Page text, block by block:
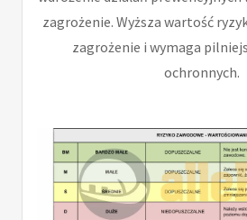
zagrożenie. Wyższa wartość
zagrożenie i wymaga
ochronnych.